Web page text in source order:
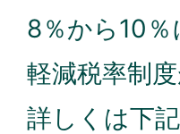
8％から10
軽減税率制
詳しくは下